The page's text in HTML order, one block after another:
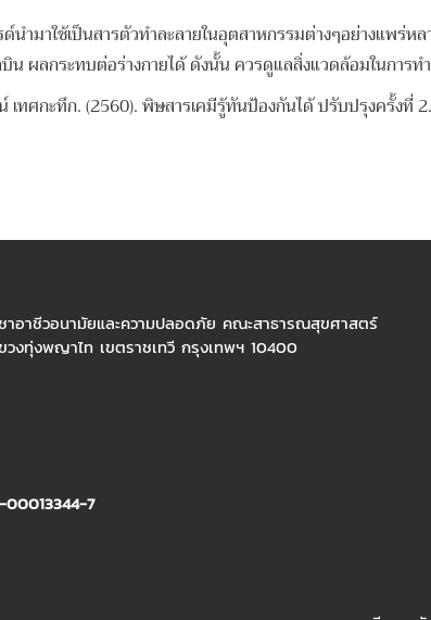
าใช้เป็นสารตัวทำละลายในอุตสาหกรรมต่างๆอย่างแพร่ห
น ผลกระทบต่อร่างกายได้ ดังนั้น ควรดูแลสิ่งแวดล้อมในกา
เทศกะทึก. (2560). พิษสารเคมีรู้ทันป้องกันได้ ปรับปรุงครั้งที่
อาชีวอนามัยและความปลอดภัย คณะสาธารณสุขศาสตร์
งทุ่งพญาไท เขตราชเทวี กรุงเทพฯ 10400
7